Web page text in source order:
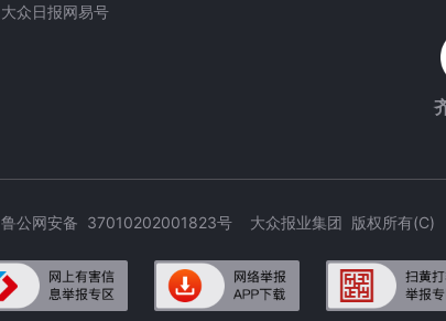
大众日报网易号
鲁公网安备 37010202001823号 大众报业集团 版权所有